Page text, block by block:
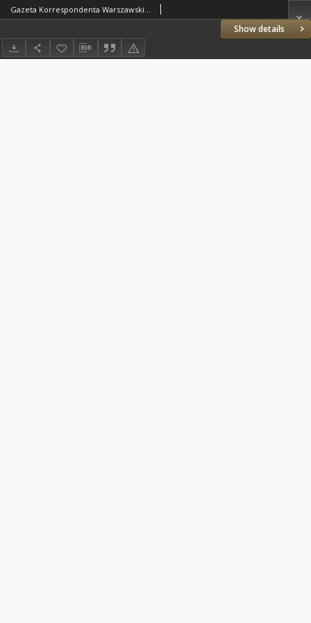
Show details
Gazeta Korrespondenta Warszawskiego i Zagranicznego. 1807 nr93